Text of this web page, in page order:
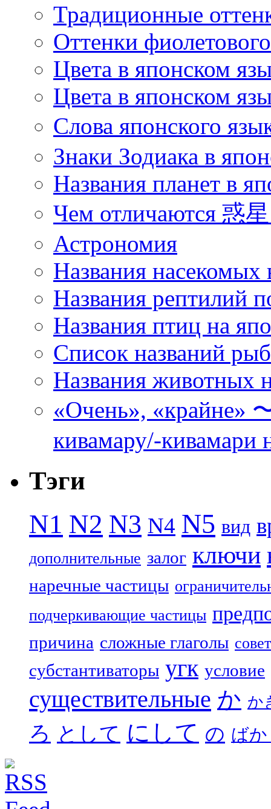
Традиционные
Оттенки
Цвета в японском
Цвета в японском
Слова японского
Знаки Зодиака в
Названия планет в
Чем отличаются 惑
Астрономия
Названия насекомых
Названия рептилий
Названия птиц на
Список названий
Названия животных
«Очень», «крайне»
кивамару/-кивамари
Тэги
N1 N2 N3 N4 N5 вид
дополнительные залог ключи
наречные частицы
подчеркивающие частицы
причина сложные глаголы совет
субстантиваторы угк условие
существительные か か
ろ として にして の ば